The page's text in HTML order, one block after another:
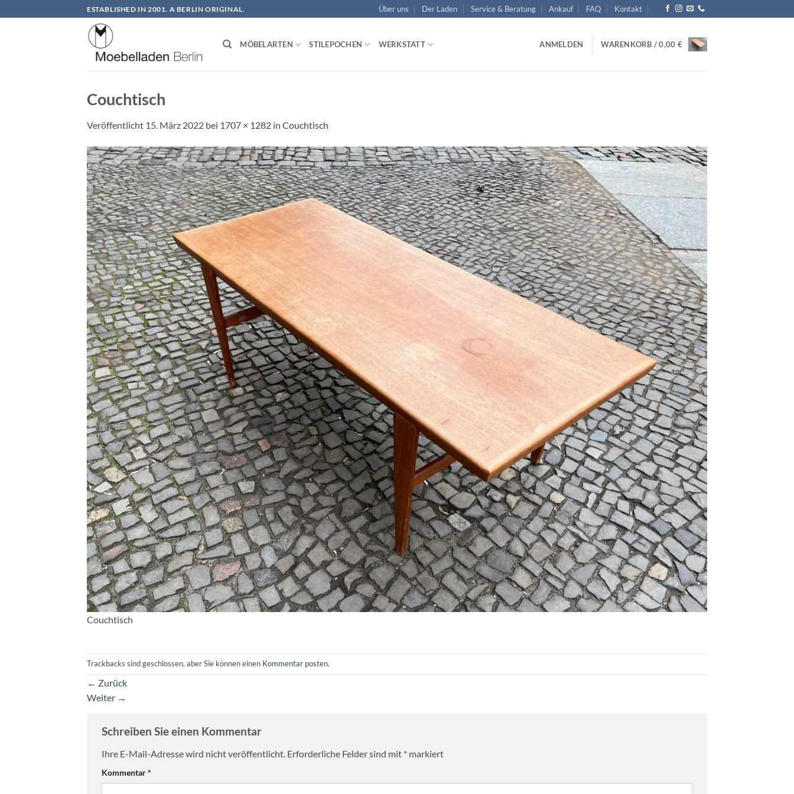
Inhalt
ESTABLISHED IN 2001. A BERLIN ORIGINAL. Über uns Der Laden Service & Beratung Ankauf FAQ Kontakt
MÖBELARTEN STILEPOCHEN WERKSTATT ANMELDEN WARENKORB /0,00 €
Couchtisch
Veröffentlicht 15. März 2022 bei 1707 × 1282 in Couchtisch
Couchtisch
Trackbacks sind geschlossen, aber Sie können einen Kommentar posten.
← Zurück
Weiter →
Schreiben Sie einen Kommentar
Ihre E-Mail-Adresse wird nicht veröffentlicht. Erforderliche Felder sind mit * markiert
Kommentar*